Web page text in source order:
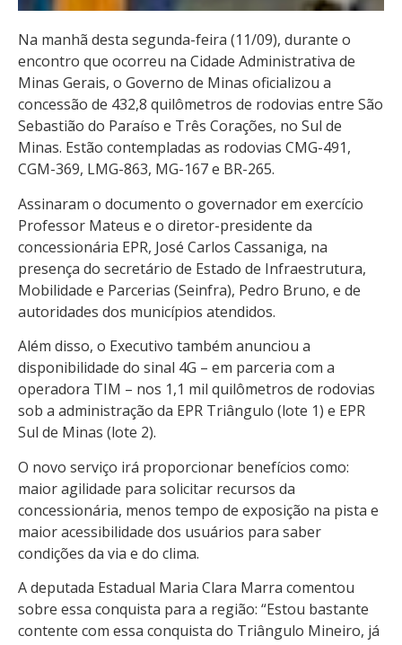
Na manhã desta segunda-feira (11/09), durante o
encontro que ocorreu na Cidade Administrativa de
Minas Gerais, o Governo de Minas oficializou a
concessão de 432,8 quilômetros de rodovias entre São
Sebastião do Paraíso e Três Corações, no Sul de
Minas. Estão contempladas as rodovias CMG-491,
CGM-369, LMG-863, MG-167 e BR-265.
Assinaram o documento o governador em exercício
Professor Mateus e o diretor-presidente da
concessionária EPR, José Carlos Cassaniga, na
presença do secretário de Estado de Infraestrutura,
Mobilidade e Parcerias (Seinfra), Pedro Bruno, e de
autoridades dos municípios atendidos.
Além disso, o Executivo também anunciou a
disponibilidade do sinal 4G – em parceria com a
operadora TIM – nos 1,1 mil quilômetros de rodovias
sob a administração da EPR Triângulo (lote 1) e EPR
Sul de Minas (lote 2).
O novo serviço irá proporcionar benefícios como:
maior agilidade para solicitar recursos da
concessionária, menos tempo de exposição na pista e
maior acessibilidade dos usuários para saber
condições da via e do clima.
A deputada Estadual Maria Clara Marra comentou
sobre essa conquista para a região: “Estou bastante
contente com essa conquista do Triângulo Mineiro, já